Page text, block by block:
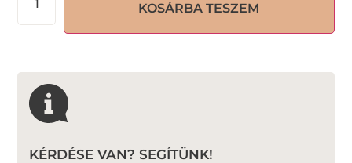
KOSÁRBA TESZEM
KÉRDÉSE VAN? SEGÍTÜNK!